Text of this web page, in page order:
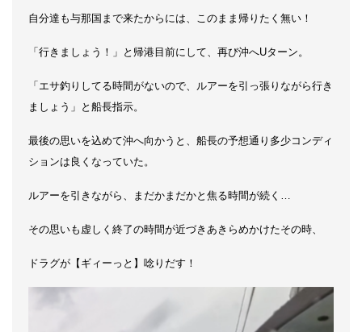
自分達も与那国まで来たからには、このまま帰りたく無い！
「行きましょう！」と帰港目前にして、再び沖へUターン。
「エサ釣りしてる時間がないので、ルアーを引っ張りながら行き
ましょう」と船長指示。
最後の思いを込めて沖へ向かうと、船長の予想通り多少コンディ
ションは良くなっていた。
ルアーを引きながら、まだかまだかと焦る時間が続く…
その思いも虚しく終了の時間が近づきあきらめかけたその時、
ドラグが【ギィーっと】唸りだす！